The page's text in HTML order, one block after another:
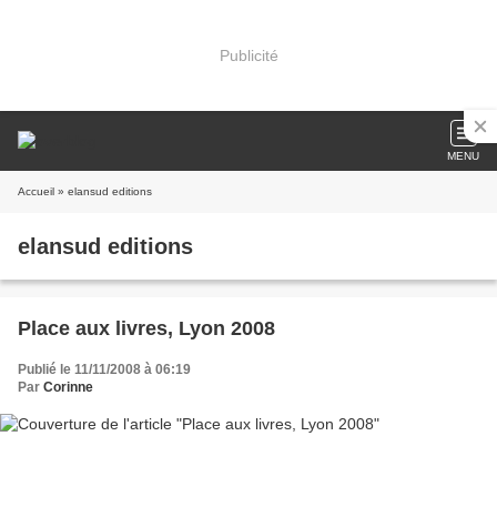
Publicité
MENU
Accueil » elansud editions
elansud editions
Place aux livres, Lyon 2008
Publié le 11/11/2008 à 06:19
Par Corinne